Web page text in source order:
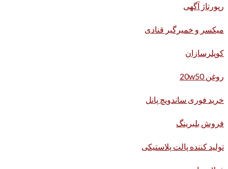
رپورتاژ آگهی
میکسر و خمیرگیر قنادی
کوپلرسازان
روغن 20w50
خرید فوری ساندویچ پانل
فروش بلبرینگ
تولید کننده پالت پلاستیکی